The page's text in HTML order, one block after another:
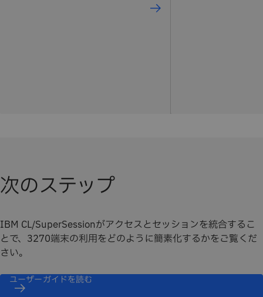
次のステップ
IBM CL/SuperSessionがアクセスとセッションを統合するこ
とで、3270端末の利用をどのように簡素化するかをご覧くだ
さい。
ユーザーガイドを読む